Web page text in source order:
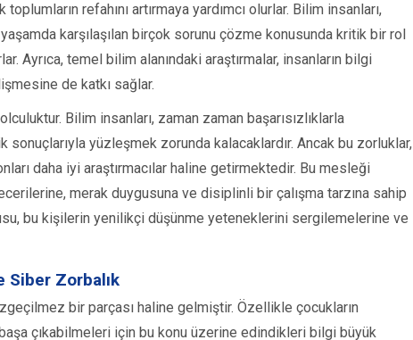
refahını artırmaya yardımcı olurlar. Bilim insanları,
karşılaşılan birçok sorunu çözme konusunda kritik bir rol
Ayrıca, temel bilim alanındaki araştırmalar, insanların bilgi
de katkı sağlar.
Bilim insanları, zaman zaman başarısızlıklarla
sonuçlarıyla yüzleşmek zorunda kalacaklardır. Ancak bu zorluklar,
daha iyi araştırmacılar haline getirmektedir. Bu mesleği
merak duygusuna ve disiplinli bir çalışma tarzına sahip
bu kişilerin yenilikçi düşünme yeteneklerini sergilemelerine ve
Siber Zorbalık
bir parçası haline gelmiştir. Özellikle çocukların
çıkabilmeleri için bu konu üzerine edindikleri bilgi büyük